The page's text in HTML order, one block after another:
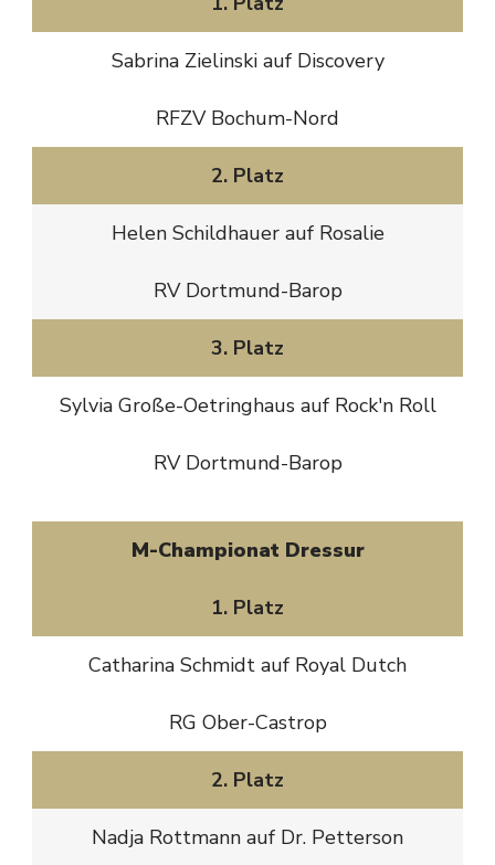
Sabrina Zielinski auf Discovery
RFZV Bochum-Nord
2. Platz
Helen Schildhauer auf Rosalie
RV Dortmund-Barop
3. Platz
Sylvia Große-Oetringhaus auf Rock'n Roll
RV Dortmund-Barop
M-Championat Dressur
1. Platz
Catharina Schmidt auf Royal Dutch
RG Ober-Castrop
2. Platz
Nadja Rottmann auf Dr. Petterson